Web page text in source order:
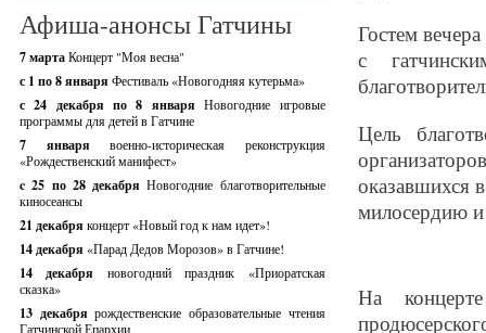
Афиша-анонсы Гатчины
7 мартаКонцерт "Моя весна"
с 1 по 8 января Фестиваль «Новогодняя кутерьма»
с 24 декабря по 8 январяНовогодние игровые
программы для детей в Гатчине
7 январявоенно-историческая реконструкция
«Рождественский манифест»
c 25 по 28 декабряНовогодние благотворительные
киносеансы
21 декабря концерт «Новый год к нам идет»!
14 декабря «Парад Дедов Морозов» в Гатчине!
14 декабря новогодний праздник «Приоратская
сказка»
13 декабрярождественские образовательные чтения
Гатчинской Епархии
Гостем
с
Цель
оказавшихся
милосердию
На